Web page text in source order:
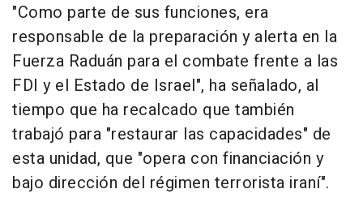
"Como parte de sus funciones, era
responsable de la preparación y alerta en la
Fuerza Raduán para el combate frente a las
FDI y el Estado de Israel", ha señalado, al
tiempo que ha recalcado que también
trabajó para "restaurar las capacidades" de
esta unidad, que "opera con financiación y
bajo dirección del régimen terrorista iraní".